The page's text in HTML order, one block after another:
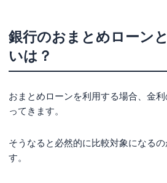
銀行のおまとめローン
いは？
おまとめローンを利用する場合、金
ってきます。
そうなると必然的に比較対象になる
す。